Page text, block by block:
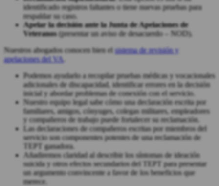
identificado registros faltantes o tiene nuevas pruebas para
respaldar su caso.
Apelar la decisión ante la Junta de Apelaciones de
Veteranos(presentar un aviso de desacuerdo – NOD).
Nuestros abogados conocen bien el sistema de revisión y
apelaciones del VA.
Podemos ayudarlo a recopilar pruebas médicas y vocacionales
adicionales de discapacidad, identificar errores en la decisión
inicial y abordar problemas de conexión con el servicio.
Nuestro equipo legal sabe cómo una declaración escrita por
familiares, amigos, cónyuges, colegas militares, empleadores
y compañeros de trabajo puede fortalecer su reclamación.
Las declaraciones de compañeros escritas por miembros del
servicio son componentes potentes de una reclamación de
TEPT ganadora.
Añadiremos claridad al describir los síntomas de ideación
suicida y otros efectos secundarios del TEPT para presentar
un argumento convincente a favor de los beneficios que
merece.